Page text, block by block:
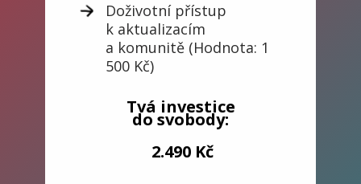
Doživotní přístup
k aktualizacím
a komunitě (Hodnota: 1
500 Kč)
Tvá investice
do svobody:
2.490 Kč